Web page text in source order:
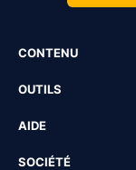
CONTENU
OUTILS
AIDE
SOCIÉTÉ